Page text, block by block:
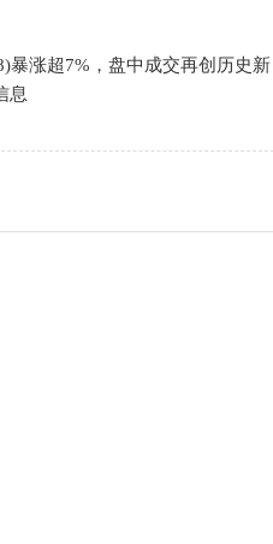
暴涨超7%，盘中成交再创历史新
息